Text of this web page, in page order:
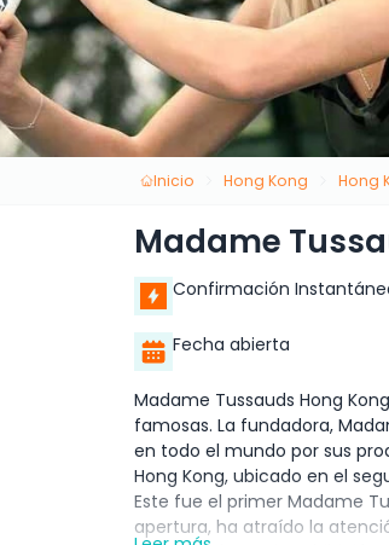
Inicio Hong Kong Hong
Madame
Confirmación
Fecha abierta
Madame Tussauds Hong
famosas. La fundadora,
en todo el mundo por sus
Hong Kong, ubicado en el
Este fue el primer Madame
apertura, ha atraído la